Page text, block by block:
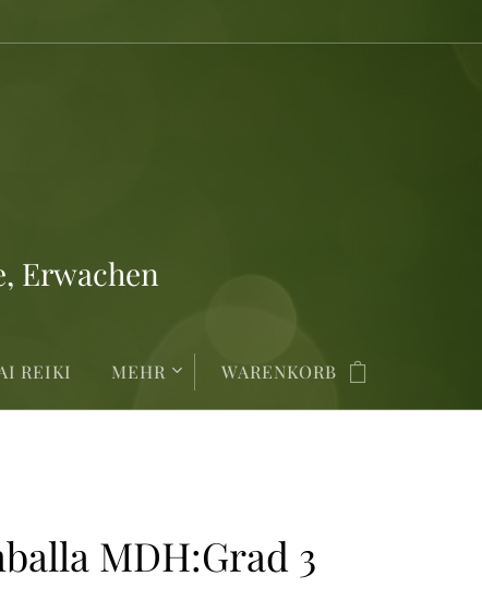
Erwachen
REIKI MEHR WARENKORB
MDH:Grad 3